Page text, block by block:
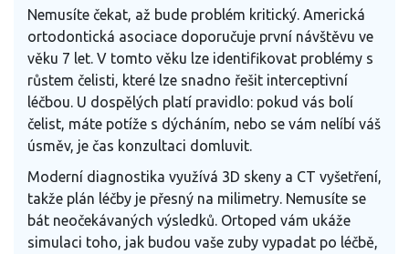
Nemusíte čekat, až bude problém kritický. Americká
ortodontická asociace doporučuje první návštěvu ve
věku 7 let. V tomto věku lze identifikovat problémy s
růstem čelisti, které lze snadno řešit interceptivní
léčbou. U dospělých platí pravidlo: pokud vás bolí
čelist, máte potíže s dýcháním, nebo se vám nelíbí váš
úsměv, je čas konzultaci domluvit.
Moderní diagnostika využívá 3D skeny a CT vyšetření,
takže plán léčby je přesný na milimetry. Nemusíte se
bát neočekávaných výsledků. Ortoped vám ukáže
simulaci toho, jak budou vaše zuby vypadat po léčbě,